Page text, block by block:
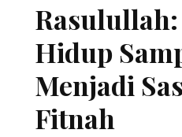
Hidup
Menjadi
Fitnah